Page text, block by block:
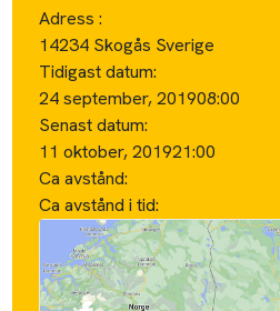
Adress :
14234 Skogås Sverige
Tidigast datum:
24 september, 201908:00
Senast datum:
11 oktober, 201921:00
Ca avstånd:
Ca avstånd i tid: